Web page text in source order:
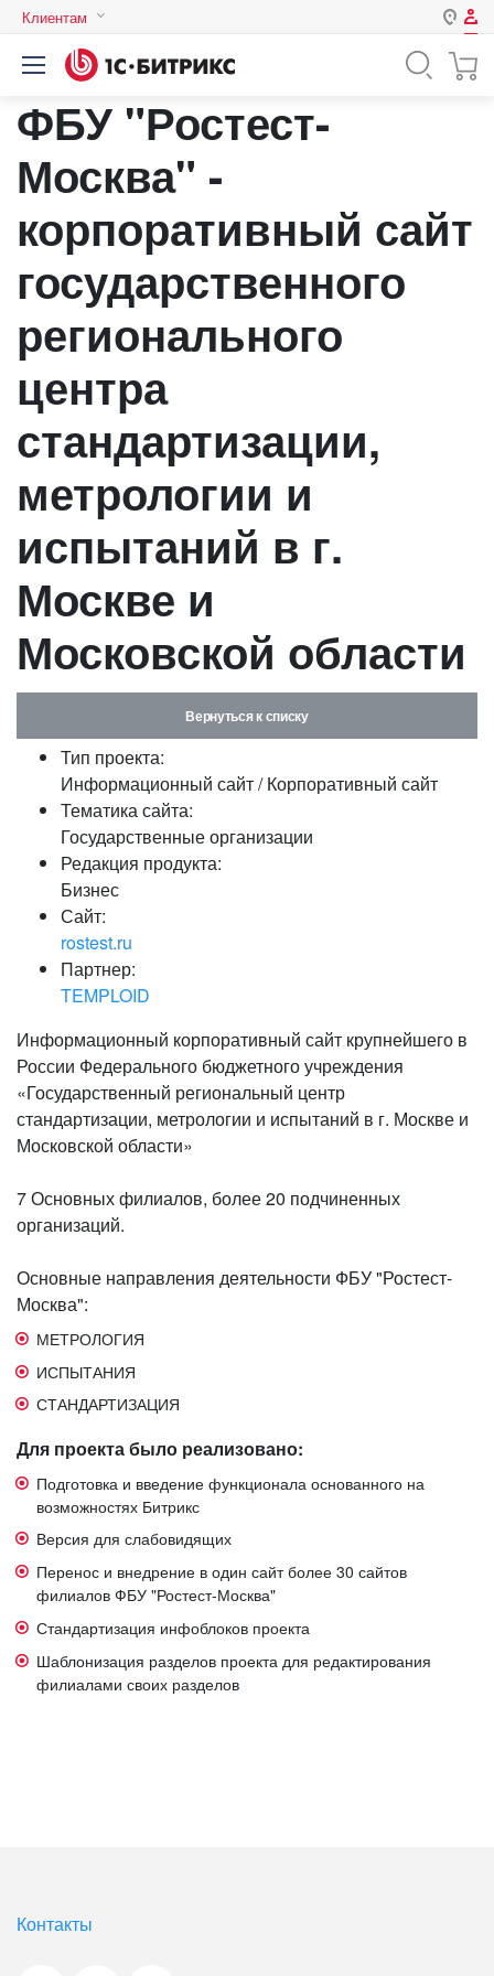
Клиентам
Авторизация
Пароль
компьютере
ФБУ "Ростест-
Москва" -
корпоративный сайт
государственного
регионального
центра
стандартизации,
метрологии и
испытаний в г.
Москве и
Московской области
Вернуться к списку
Тип проекта:
Информационный сайт / Корпоративный сайт
Тематика сайта:
Государственные организации
Редакция продукта:
Бизнес
Сайт:
rostest.ru
Партнер:
TEMPLOID
Информационный корпоративный сайт крупнейшего в
России Федерального бюджетного учреждения
«Государственный региональный центр
стандартизации, метрологии и испытаний в г. Москве и
Московской области»
7 Основных филиалов, более 20 подчиненных
организаций.
Основные направления деятельности ФБУ "Ростест-
Москва":
МЕТРОЛОГИЯ
ИСПЫТАНИЯ
СТАНДАРТИЗАЦИЯ
Для проекта было реализовано:
Подготовка и введение функционала основанного на
возможностях Битрикс
Версия для слабовидящих
Перенос и внедрение в один сайт более 30 сайтов
филиалов ФБУ "Ростест-Москва"
Стандартизация инфоблоков проекта
Шаблонизация разделов проекта для редактирования
филиалами своих разделов
Контакты